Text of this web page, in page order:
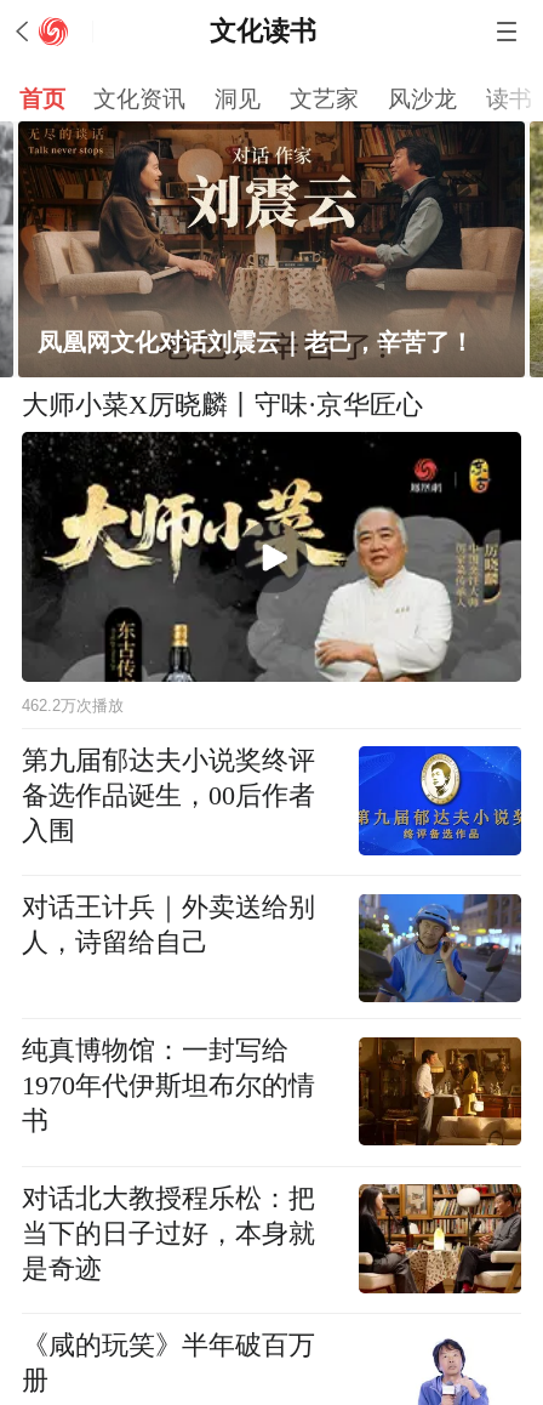
文化读书
首页 文化资讯 洞见 文艺家 风沙龙 读书
凤凰网文化对话刘震云｜老己，辛苦了！
大师小菜X厉晓麟丨守味·京华匠心
462.2万次播放
第九届郁达夫小说奖终评
备选作品诞生，00后作者
入围
对话王计兵｜外卖送给别
人，诗留给自己
纯真博物馆：一封写给
1970年代伊斯坦布尔的情
书
对话北大教授程乐松：把
当下的日子过好，本身就
是奇迹
《咸的玩笑》半年破百万
册